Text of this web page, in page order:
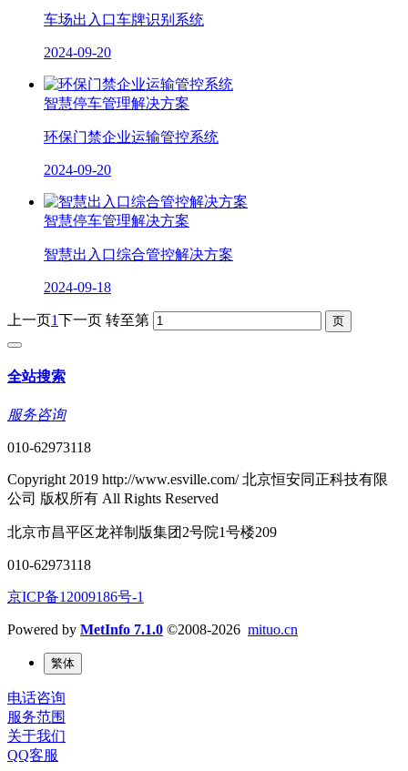
车场出入口车牌识别系统
2024-09-20
智慧停车管理解决方案
环保门禁企业运输管控系统
2024-09-20
智慧停车管理解决方案
智慧出入口综合管控解决方案
2024-09-18
上一页1下一页 转至第
全站搜索
服务咨询
010-62973118
Copyright 2019 http://www.esville.com/ 北京恒安同正科技有限
公司 版权所有 All Rights Reserved
北京市昌平区龙祥制版集团2号院1号楼209
010-62973118
京ICP备12009186号-1
Powered by MetInfo 7.1.0 ©2008-2026 mituo.cn
繁体
电话咨询
服务范围
关于我们
QQ客服